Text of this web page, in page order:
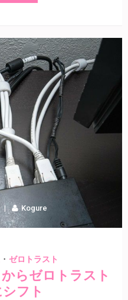
Kogure
・ ゼロトラスト
らゼロトラスト
フト